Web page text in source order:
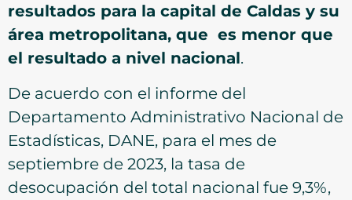
resultados para la capital de Caldas y su
área metropolitana, que es menor que
el resultado a nivel nacional.
De acuerdo con el informe del
Departamento Administrativo Nacional de
Estadísticas, DANE, para el mes de
septiembre de 2023, la tasa de
desocupación del total nacional fue 9,3%,